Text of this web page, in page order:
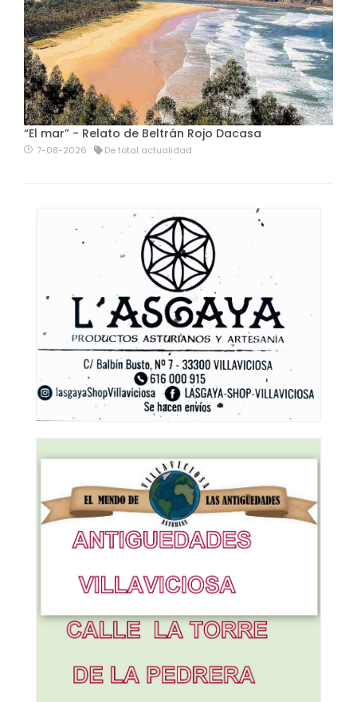
“El mar” - Relato de Beltrán Rojo Dacasa
7-08-2026 De total actualidad